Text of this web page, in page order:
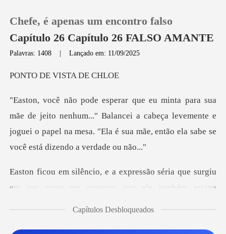
Loja
Histórico
Chefe, é apenas um encontro falso
Capítulo 26 Capítulo 26 FALSO AMANTE
Palavras: 1408 |Lançado em: 11/09/2025
E VISTA
enhum..." Balancei a cabeça levemente e
joguei o papel na mesa. "El
séria que surgiu
em seu rosto me mostrou
Capítulos Desbloqueados